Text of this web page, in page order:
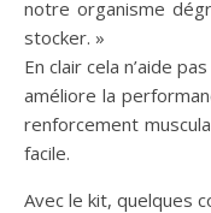
notre organisme
stocker. »
En clair cela n’aide
améliore la
renforcement
facile.
Avec le kit, quelques